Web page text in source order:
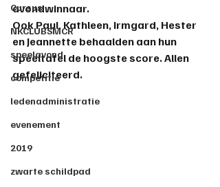
Cursus
NKCLUBSMCR
speelavond
competitie
ledenadministratie
evenement
2019
zwarte schildpad
avondwinnaar.
Ook Paul, Kathleen, Irmgard, Hester
en Jeannette behaalden aan hun
speeltafel de hoogste score. Allen
gefeliciteerd.